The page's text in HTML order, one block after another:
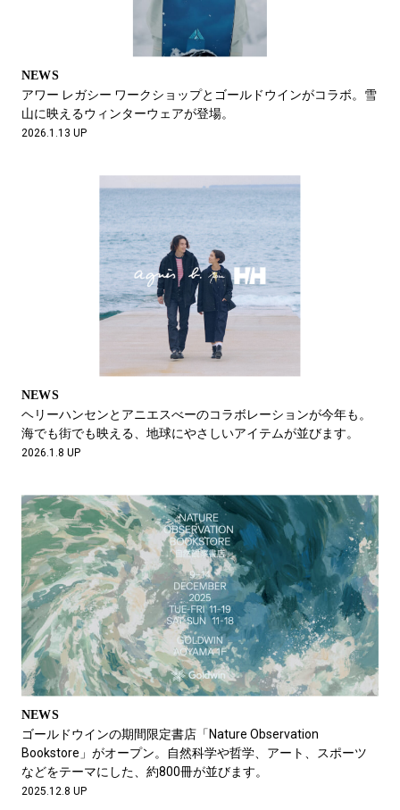
NEWS
アワー レガシー ワークショップとゴールドウインがコラボ。雪
山に映えるウィンターウェアが登場。
2026.1.13 UP
NEWS
ヘリーハンセンとアニエスべーのコラボレーションが今年も。
海でも街でも映える、地球にやさしいアイテムが並びます。
2026.1.8 UP
NEWS
ゴールドウインの期間限定書店「Nature Observation
Bookstore」がオープン。自然科学や哲学、アート、スポーツ
などをテーマにした、約800冊が並びます。
2025.12.8 UP